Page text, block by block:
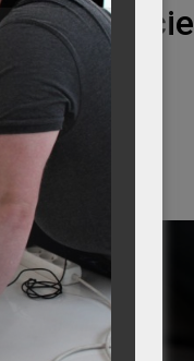
o produkcie